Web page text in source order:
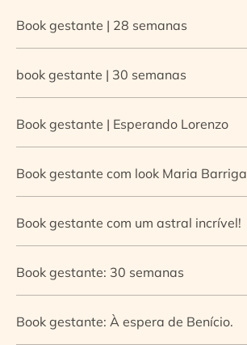
Book gestante | 28 semanas
book gestante | 30 semanas
Book gestante | Esperando Lorenzo
Book gestante com look Maria Barriga
Book gestante com um astral incrível!
Book gestante: 30 semanas
Book gestante: À espera de Benício.